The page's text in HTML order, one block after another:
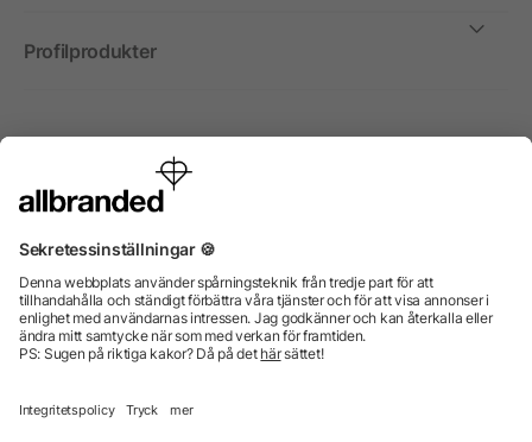
Profilprodukter
Internationellt
enbart till företag, institutioner, föreningar och